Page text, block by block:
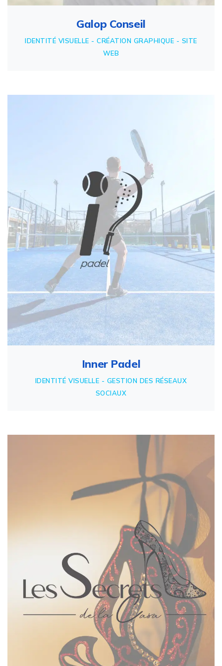
Galop Conseil
IDENTITÉ VISUELLE - CRÉATION GRAPHIQUE - SITE
WEB
Inner Padel
IDENTITÉ VISUELLE - GESTION DES RÉSEAUX
SOCIAUX